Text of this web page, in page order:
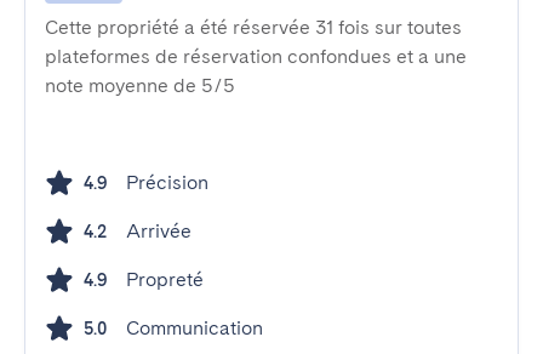
Cette propriété a été réservée 31 fois sur toutes
plateformes de réservation confondues et a une
note moyenne de 5/5
4.9 Précision
4.2 Arrivée
4.9 Propreté
5.0 Communication